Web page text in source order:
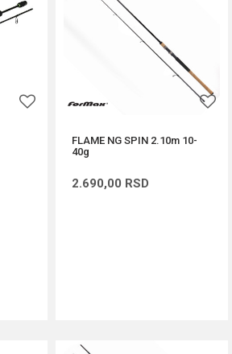
FLAME NG SPIN 2.10m 10-
40g
2.690,00 RSD